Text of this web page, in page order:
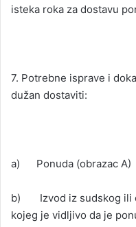
isteka roka za dostavu
7. Potrebne isprave i
dužan dostaviti:
a) Ponuda (obrazac A)
b) Izvod iz sudskog ili
kojeg je vidljivo da je